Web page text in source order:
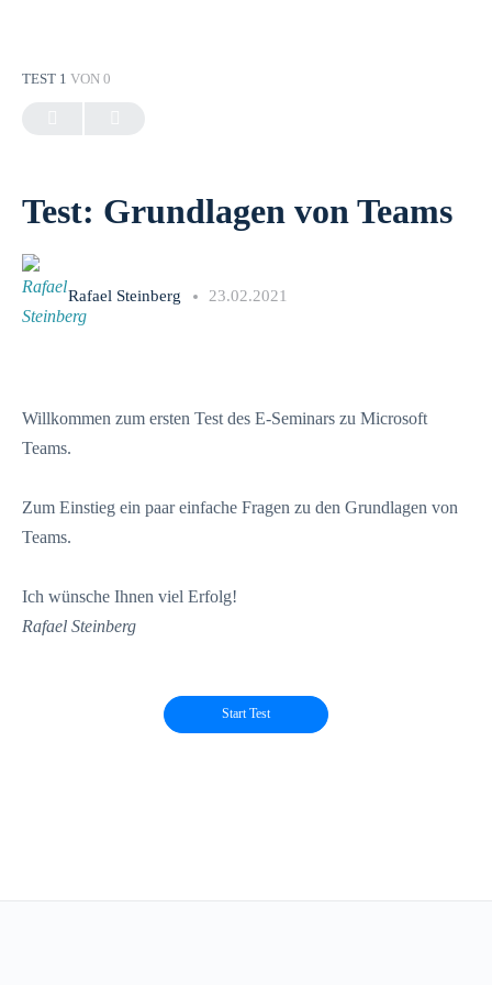
TEST 1 VON 0
Test: Grundlagen von Teams
Rafael Steinberg 23.02.2021
Willkommen zum ersten Test des E-Seminars zu Microsoft
Teams.
Zum Einstieg ein paar einfache Fragen zu den Grundlagen von
Teams.
Ich wünsche Ihnen viel Erfolg!
Rafael Steinberg